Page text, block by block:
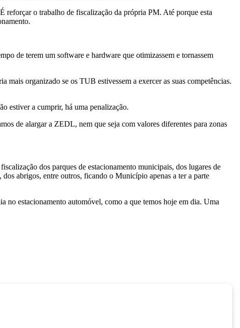
o trabalho de fiscalização da própria PM. Até porque esta
de terem um software e hardware que otimizassem e tornassem
organizado se os TUB estivessem a exercer as suas competências.
estiver a cumprir, há uma penalização.
de alargar a ZEDL, nem que seja com valores diferentes para zonas
dos parques de estacionamento municipais, dos lugares de
abrigos, entre outros, ficando o Município apenas a ter a parte
no estacionamento automóvel, como a que temos hoje em dia. Uma